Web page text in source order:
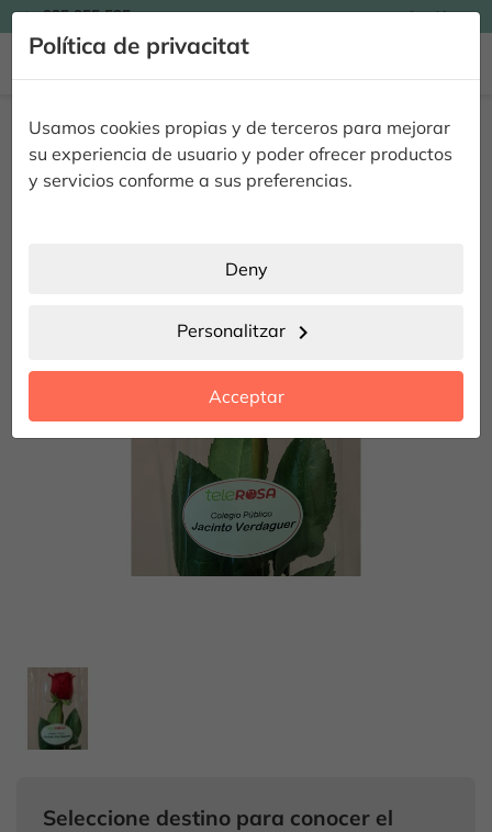
Política de privacitat
Usamos cookies propias y de terceros para mejorar
su experiencia de usuario y poder ofrecer productos
y servicios conforme a sus preferencias.
Deny
Personalitzar chevron_right
Acceptar
935 955 525 Catalán
Etiqueta personalitzada 25ud.
Seleccione destino para conocer el